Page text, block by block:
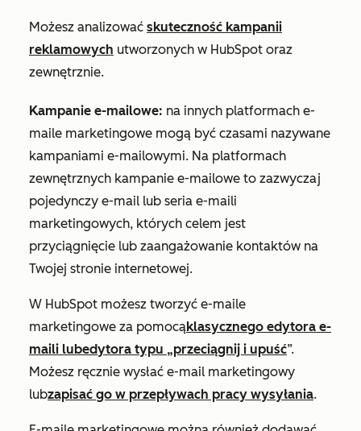
Możesz analizować skuteczność kampanii
reklamowych utworzonych w HubSpot oraz
zewnętrznie.
Kampanie e-mailowe: na innych platformach e-
maile marketingowe mogą być czasami nazywane
kampaniami e-mailowymi. Na platformach
zewnętrznych kampanie e-mailowe to zazwyczaj
pojedynczy e-mail lub seria e-maili
marketingowych, których celem jest
przyciągnięcie lub zaangażowanie kontaktów na
Twojej stronie internetowej.
W HubSpot możesz tworzyć e-maile
marketingowe za pomocąklasycznego edytora e-
maili lubedytora typu „przeciągnij i upuść”.
Możesz ręcznie wysłać e-mail marketingowy
lubzapisać go w przepływach pracy wysyłania.